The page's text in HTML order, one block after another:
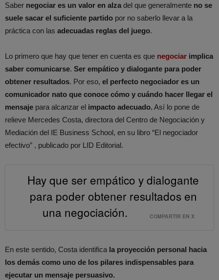
Saber negociar es un valor en alza del que generalmente no se
suele sacar el suficiente partido por no saberlo llevar a la
práctica con las adecuadas reglas del juego.
Lo primero que hay que tener en cuenta es que negociar implica
saber comunicarse. Ser empático y dialogante para poder
obtener resultados. Por eso, el perfecto negociador es un
comunicador nato que conoce cómo y cuándo hacer llegar el
mensaje para alcanzar el impacto adecuado. Así lo pone de
relieve Mercedes Costa, directora del Centro de Negociación y
Mediación del IE Business School, en su libro “El negociador
efectivo” , publicado por LID Editorial.
Hay que ser empático y dialogante
para poder obtener resultados en
una negociación.
COMPARTIR EN X
En este sentido, Costa identifica la proyección personal hacia
los demás como uno de los pilares indispensables para
ejecutar un mensaje persuasivo.